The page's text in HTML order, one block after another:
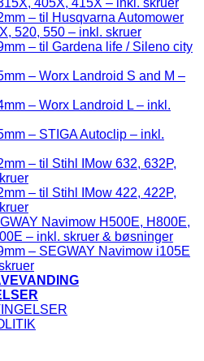
– til Husqvarna Automower
520, 550 – inkl. skruer
– til Gardena life / Sileno city
– Worx Landroid S and M –
– Worx Landroid L – inkl.
– STIGA Autoclip – inkl.
– til Stihl IMow 632, 632P,
– til Stihl IMow 422, 422P,
Navimow H500E, H800E,
– inkl. skruer & bøsninger
– SEGWAY Navimow i105E